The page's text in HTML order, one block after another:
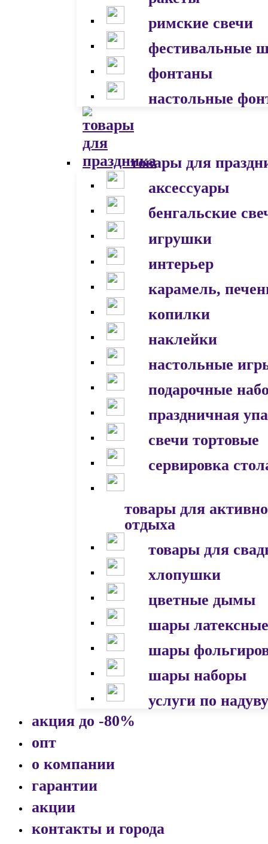
римские свечи
фестивальные
фонтаны
настольные
товары для
аксессуары
бенгальские
игрушки
интерьер
карамель,
копилки
наклейки
настольные
подарочные
праздничная
свечи тортовые
сервировка
товары для
отдыха
товары для
хлопушки
цветные дымы
шары латексные
шары
шары наборы
услуги по надуву
акция до -80%
опт
о компании
гарантии
акции
контакты и города